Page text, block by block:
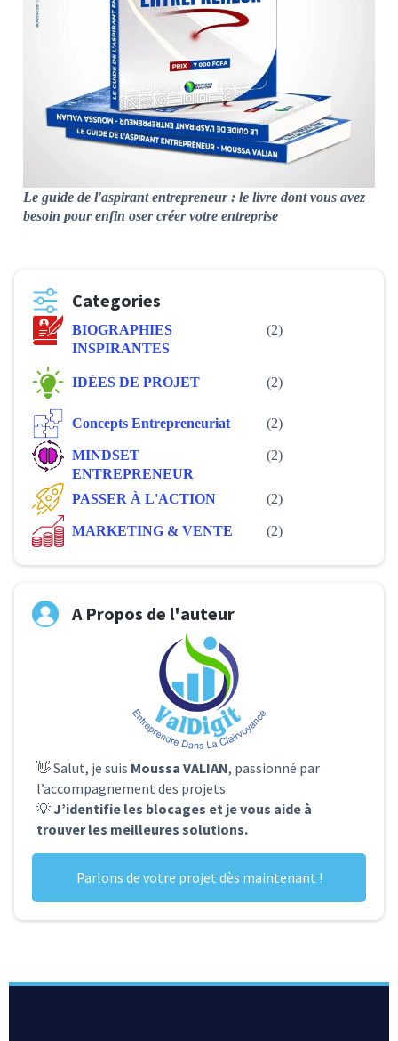
Le guide de l'aspirant entrepreneur : le livre dont vous avez
besoin pour enfin oser créer votre entreprise
Categories
BIOGRAPHIES
INSPIRANTES
(2)
IDÉES DE PROJET (2)
Concepts Entrepreneuriat (2)
MINDSET
ENTREPRENEUR
(2)
PASSER À L'ACTION (2)
MARKETING & VENTE (2)
A Propos de l'auteur
👋 Salut, je suis Moussa VALIAN, passionné par
l’accompagnement des projets.
💡 J’identifie les blocages et je vous aide à
trouver les meilleures solutions.
Parlons de votre projet dès maintenant !